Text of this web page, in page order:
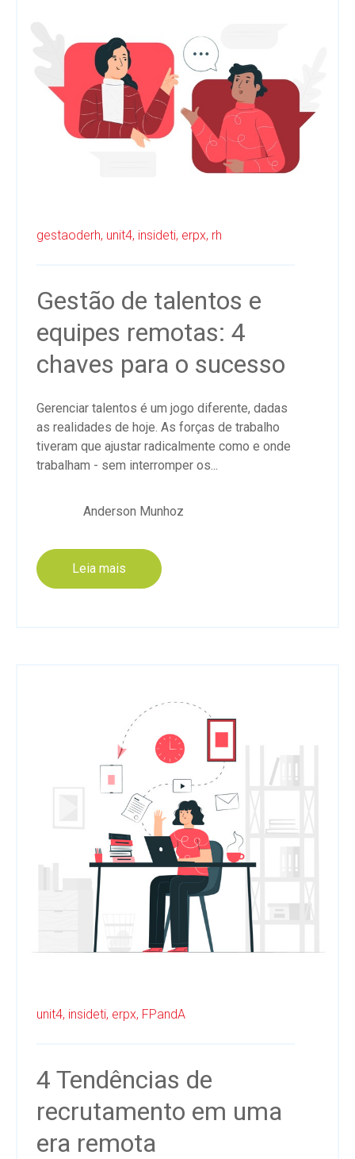
gestaoderh, unit4, insideti, erpx, rh
Gestão de talentos e
equipes remotas: 4
chaves para o sucesso
Gerenciar talentos é um jogo diferente, dadas
as realidades de hoje. As forças de trabalho
tiveram que ajustar radicalmente como e onde
trabalham - sem interromper os...
Anderson Munhoz
Leia mais
unit4, insideti, erpx, FPandA
4 Tendências de
recrutamento em uma
era remota